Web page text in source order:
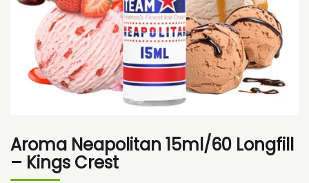
Aroma Neapolitan 15ml/60 Longfill
– Kings Crest